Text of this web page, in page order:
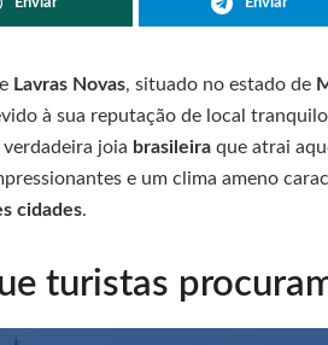
Lavras Novas, situado no estado de
à sua reputação de local
joia brasileira que atrai
e um clima ameno
cidades.
turistas